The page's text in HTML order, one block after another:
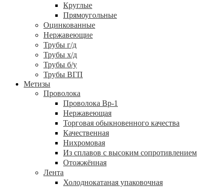
Круглые
Прямоугольные
Оцинкованные
Нержавеющие
Трубы г/д
Трубы х/д
Трубы б/у
Трубы ВГП
Метизы
Проволока
Проволока Вр-1
Нержавеющая
Торговая обыкновенного качества
Качественная
Нихромовая
Из сплавов с высоким сопротивлением
Отожжённая
Лента
Холоднокатаная упаковочная